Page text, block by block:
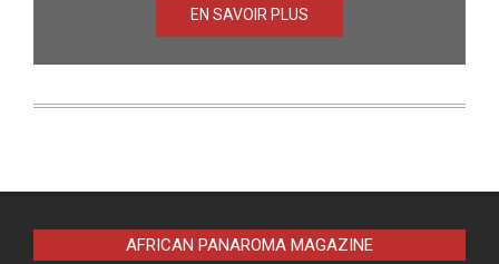
EN SAVOIR PLUS
AFRICAN PANAROMA MAGAZINE